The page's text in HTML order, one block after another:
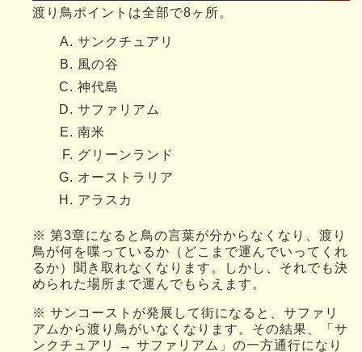
渡り鳥ポイントは全部で8ヶ所。
サンクチュアリ
風の谷
神代島
サファリアム
南米
グリーンランド
オーストラリア
アラスカ
※ 第3章になると鳥の言葉が分からなくなり、渡り
鳥が何を喋っているか（どこまで運んでいってくれ
るか）聞き取れなくなります。しかし、それでも決
められた場所まで運んでもらえます。
※ サンコーストが発展して街になると、サファリ
アムから渡り鳥がいなくなります。その結果、「サ
ンクチュアリ → サファリアム」の一方通行になり